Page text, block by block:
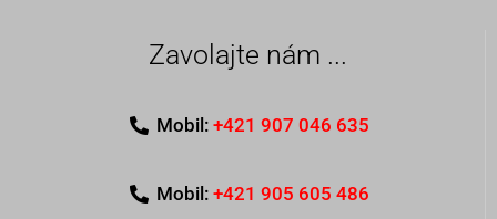
Zavolajte nám ...
Mobil: +421 907 046 635
Mobil: +421 905 605 486